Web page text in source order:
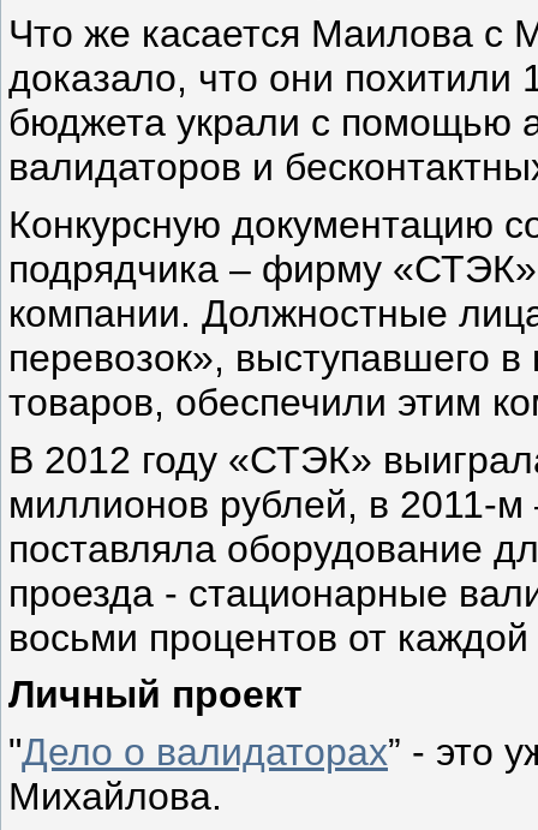
Что же касается Маилова c
доказало, что они
бюджета украли с помощью
валидаторов и
Конкурсную документацию
подрядчика – фирму
компании. Должностные
перевозок», выступавшего в
товаров, обеспечили этим
В 2012 году «СТЭК»
миллионов рублей, в 2011-
поставляла оборудование
проезда - стационарные
восьми процентов от
Личный проект
"Дело о валидаторах” - это
Михайлова.